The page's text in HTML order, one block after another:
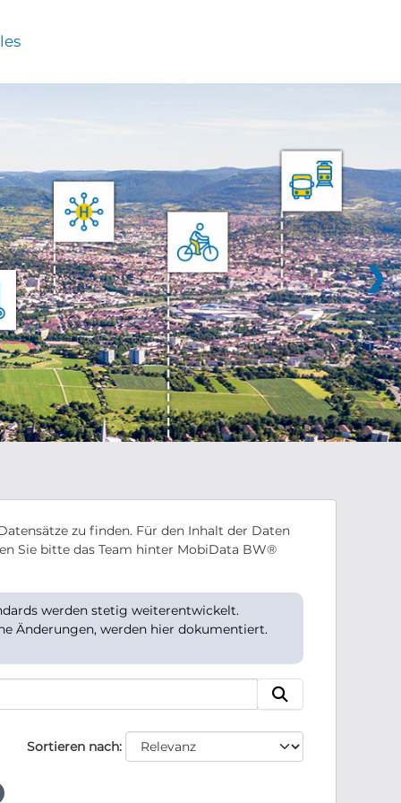
❯
zu finden. Für den Inhalt der Daten
Sie bitte das Team hinter MobiData BW®
werden stetig weiterentwickelt.
Änderungen, werden hier dokumentiert.
Sortieren nach